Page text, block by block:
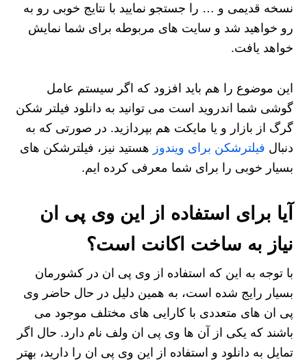
نسخه قدیمی و … را جستجو نمایید با نتایج خوبی رو به
رو خواهید شد و سایت های مربوطه برای شما نمایش
خواهد یافت.
این موضوع را هم باید افزود که اگر سیستم عامل
گوشی شما اندروید است می توانید به دانلود فیلتر شکن
گرگ از بازار و یا مایکت هم بپردازید. در صورتی که به
دنبال فیلترشکن برای ویندوز هستید نیز، فیلترشکن های
بسیار خوبی را برای شما معرفی کرده ایم.
آیا برای استفاده از این وی پی ان
نیاز به ساخت اکانت است؟
با توجه به این که استفاده از وی پی ان در کشورمان
بسیار رایج شده است، به همین دلیل در حال حاضر وی
پی ان های متعددی با کارایی های مختلف موجود می
باشند که یکی از آن ها وی پی ان ولف نام دارد. حال اگر
تمایل به دانلود و استفاده از این وی پی ان را دارید، بهتر